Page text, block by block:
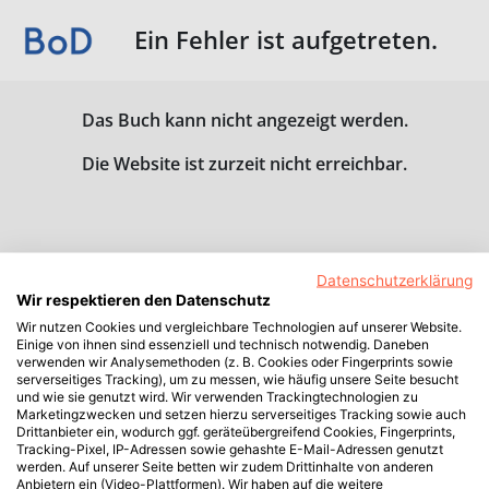
Ein Fehler ist aufgetreten.
Das Buch kann nicht angezeigt werden.
Die Website ist zurzeit nicht erreichbar.
Datenschutzerklärung
Wir respektieren den Datenschutz
Wir nutzen Cookies und vergleichbare Technologien auf unserer Website.
Einige von ihnen sind essenziell und technisch notwendig. Daneben
verwenden wir Analysemethoden (z. B. Cookies oder Fingerprints sowie
serverseitiges Tracking), um zu messen, wie häufig unsere Seite besucht
und wie sie genutzt wird. Wir verwenden Trackingtechnologien zu
Marketingzwecken und setzen hierzu serverseitiges Tracking sowie auch
Drittanbieter ein, wodurch ggf. geräteübergreifend Cookies, Fingerprints,
Tracking-Pixel, IP-Adressen sowie gehashte E-Mail-Adressen genutzt
werden. Auf unserer Seite betten wir zudem Drittinhalte von anderen
Anbietern ein (Video-Plattformen). Wir haben auf die weitere